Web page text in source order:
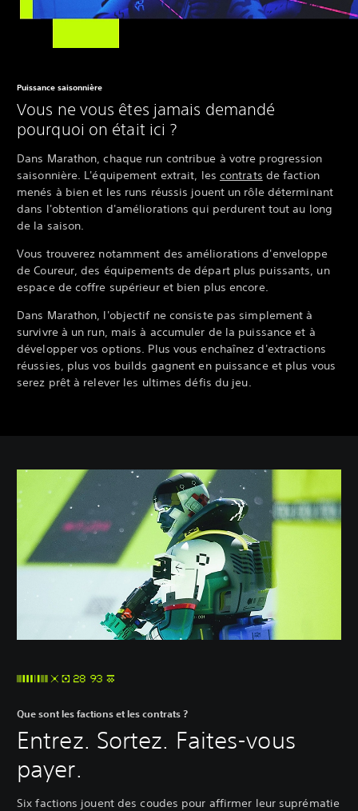
Puissance saisonnière
Vous ne vous êtes jamais demandé
pourquoi on était ici ?
Dans Marathon, chaque run contribue à votre progression
saisonnière. L'équipement extrait, les contrats de faction
menés à bien et les runs réussis jouent un rôle déterminant
dans l'obtention d'améliorations qui perdurent tout au long
de la saison.
Vous trouverez notamment des améliorations d'enveloppe
de Coureur, des équipements de départ plus puissants, un
espace de coffre supérieur et bien plus encore.
Dans Marathon, l'objectif ne consiste pas simplement à
survivre à un run, mais à accumuler de la puissance et à
développer vos options. Plus vous enchaînez d'extractions
réussies, plus vos builds gagnent en puissance et plus vous
serez prêt à relever les ultimes défis du jeu.
Que sont les factions et les contrats ?
Entrez. Sortez. Faites-vous
payer.
Six factions jouent des coudes pour affirmer leur suprématie